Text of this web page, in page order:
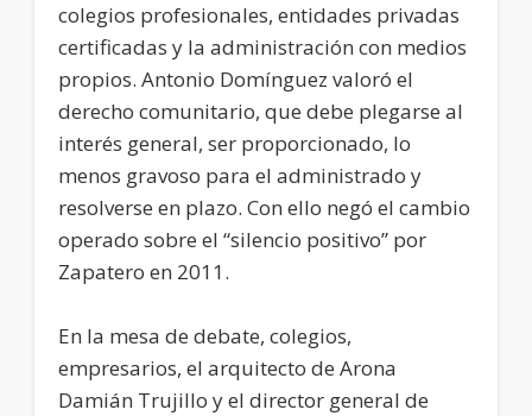
colegios profesionales, entidades privadas
certificadas y la administración con medios
propios. Antonio Domínguez valoró el
derecho comunitario, que debe plegarse al
interés general, ser proporcionado, lo
menos gravoso para el administrado y
resolverse en plazo. Con ello negó el cambio
operado sobre el “silencio positivo” por
Zapatero en 2011.
En la mesa de debate, colegios,
empresarios, el arquitecto de Arona
Damián Trujillo y el director general de